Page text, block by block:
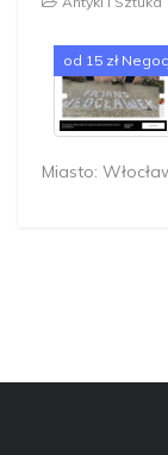
od 15 zł
Miasto: